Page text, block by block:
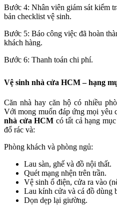
Bước 4: Nhân viên giám sát kiểm
bản checklist vệ sinh.
Bước 5: Báo công việc đã hoàn
khách hàng.
Bước 6: Thanh toán chi phí.
Vệ sinh nhà cửa HCM – hạng
Căn nhà hay căn hộ có nhiều
Với mong muốn đáp ứng mọi yêu
nhà cửa HCM có tất cả hạng
đổ rác và:
Phòng khách và phòng ngủ:
Lau sàn, ghế và đồ nội thất.
Quét mạng nhện trên trần.
Vệ sinh ổ điện, cửa ra vào
Lau kính cửa và cá đồ dùng
Dọn dẹp lại giường.